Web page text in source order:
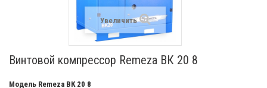
Увеличить
Винтовой компрессор Remeza ВК 20 8
Модель Remeza ВК 20 8